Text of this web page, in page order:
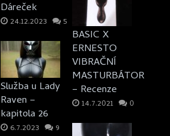
Dáreček
24.12.2023 5
Služba u Lady
Raven –
kapitola 26
6.7.2023 9
BASIC X
ERNESTO
VIBRAČNÍ
MASTURBÁTOR
– Recenze
14.7.2021 0